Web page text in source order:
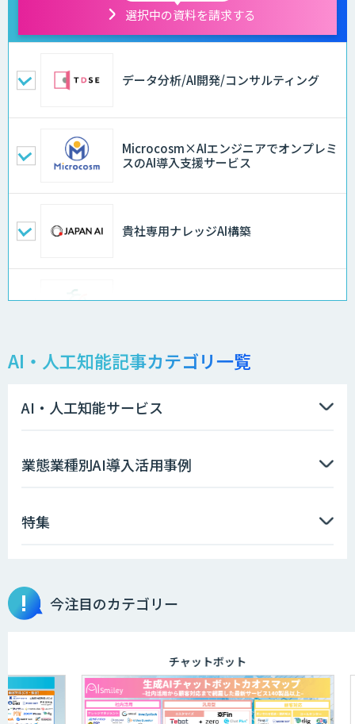
選択中の資料を請求する
データ分析/AI開発/コンサルティング
Microcosm×AIエンジニアでオンプレミ
スのAI導入支援サービス
貴社専用ナレッジAI構築
異常検知AI
需要予測＋業務最適化AIシステム
「VAB-5000」
画像解析・デジタルツイン領域のAI開発
AI開発・伴走支援・内製化支援
AI・人工知能記事カテゴリ一覧
AI・人工知能サービス
業態業種別AI導入活用事例
特集
今注目のカテゴリー
チャットボット